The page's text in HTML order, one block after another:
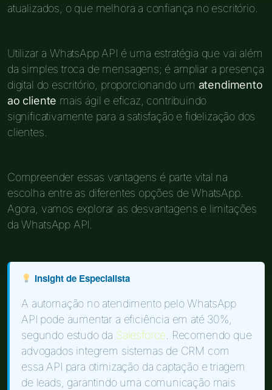
atualizados, o que melhora a confiança no escritório.
Utilizar a WhatsApp API é uma estratégia que vai além
da simples troca de mensagens; é ampliar a presença
digital do escritório, proporcionando um atendimento
ao cliente mais ágil e eficaz, contribuindo
significativamente para a satisfação e fidelização dos
clientes.
Compreender essas vantagens é parte vital na
escolha entre as diferentes opções de WhatsApp.
Agora, vamos explorar as desvantagens e limitações
da WhatsApp API.
Insight de Especialista
A automação no atendimento pelo WhatsApp
API pode aumentar a eficiência em até 30%,
segundo estudo da Salesforce . Recomendo que
advogados integrem sistemas de CRM com
essa API para otimização da captação e triagem
de leads, garantindo uma comunicação mais